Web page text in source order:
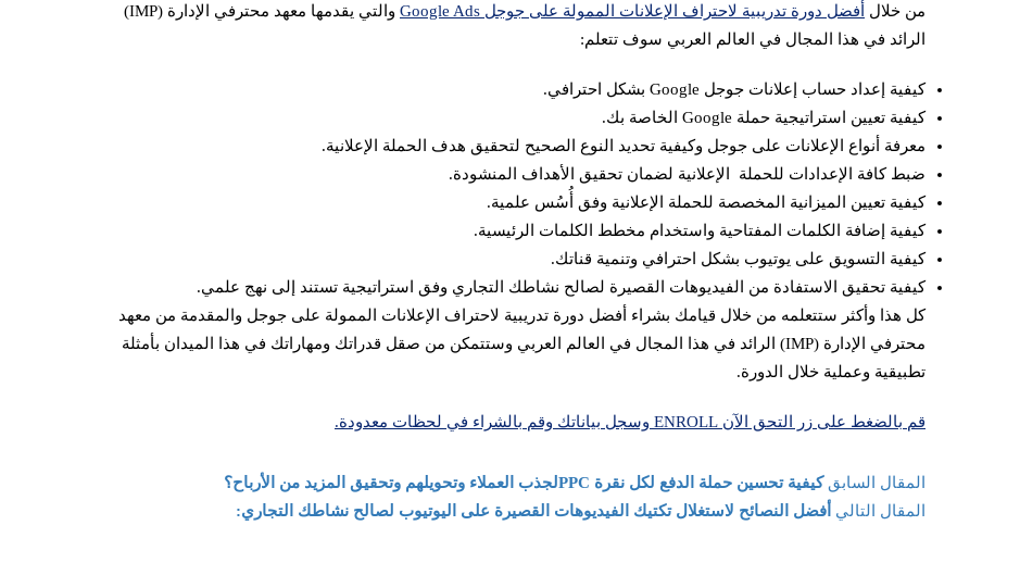
من خلال أفضل دورة تدريبية لاحتراف الإعلانات الممولة على جوجل Google Ads
والتي يقدمها معهد محترفي الإدارة (IMP)
الرائد في هذا المجال في العالم العربي سوف تتعلم:
كيفية إعداد حساب إعلانات جوجل Google بشكل احترافي.
كيفية تعيين استراتيجية حملة Google الخاصة بك.
معرفة أنواع الإعلانات على جوجل وكيفية تحديد النوع الصحيح لتحقيق هدف الحملة الإعلانية.
ضبط كافة الإعدادات للحملة الإعلانية لضمان تحقيق الأهداف المنشودة.
كيفية تعيين الميزانية المخصصة للحملة الإعلانية وفق أُسُس علمية.
كيفية إضافة الكلمات المفتاحية واستخدام مخطط الكلمات الرئيسية.
كيفية التسويق على يوتيوب بشكل احترافي وتنمية قناتك.
كيفية تحقيق الاستفادة من الفيديوهات القصيرة لصالح نشاطك التجاري وفق استراتيجية تستند إلى نهج علمي.
كل هذا وأكثر ستتعلمه من خلال قيامك بشراء أفضل دورة تدريبية لاحتراف الإعلانات الممولة على جوجل والمقدمة من معهد
محترفي الإدارة (IMP) الرائد في هذا المجال في العالم العربي وستتمكن من صقل قدراتك ومهاراتك في هذا الميدان بأمثلة
تطبيقية وعملية خلال الدورة.
قم بالضغط على زر التحق الآن ENROLL وسجل بياناتك وقم بالشراء في لحظات معدودة.
المقال السابقكيفية تحسين حملة الدفع لكل نقرة PPCلجذب العملاء وتحويلهم وتحقيق المزيد من الأرباح؟
المقال التالي أفضل النصائح لاستغلال تكتيك الفيديوهات القصيرة على اليوتيوب لصالح نشاطك التجاري: